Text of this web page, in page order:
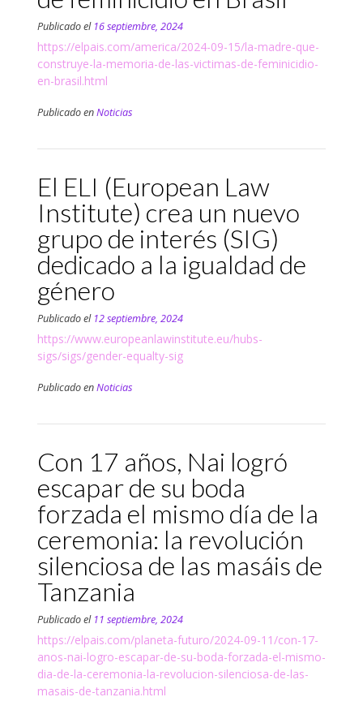
Publicado el 16 septiembre, 2024
https://elpais.com/america/2024-09-15/la-madre-que-
construye-la-memoria-de-las-victimas-de-feminicidio-
en-brasil.html
Publicado enNoticias
El ELI (European Law
Institute) crea un nuevo
grupo de interés (SIG)
dedicado a la igualdad de
género
Publicado el 12 septiembre, 2024
https://www.europeanlawinstitute.eu/hubs-
sigs/sigs/gender-equalty-sig
Publicado enNoticias
Con 17 años, Nai logró
escapar de su boda
forzada el mismo día de la
ceremonia: la revolución
silenciosa de las masáis de
Tanzania
Publicado el 11 septiembre, 2024
https://elpais.com/planeta-futuro/2024-09-11/con-17-
anos-nai-logro-escapar-de-su-boda-forzada-el-mismo-
dia-de-la-ceremonia-la-revolucion-silenciosa-de-las-
masais-de-tanzania.html